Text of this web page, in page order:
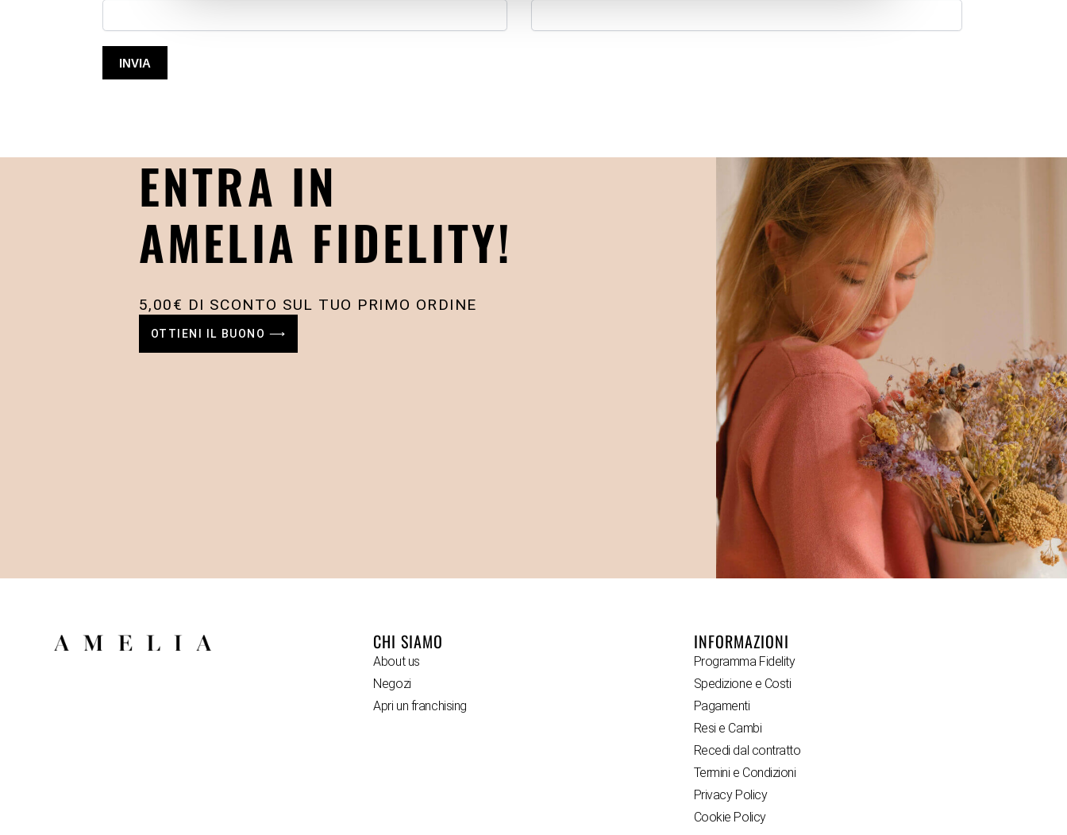
ENTRA IN
AMELIA FIDELITY!
5,00€ DI SCONTO SUL TUO PRIMO ORDINE
OTTIENI IL BUONO ⟶
CHI SIAMO
About us
Negozi
Apri un franchising
INFORMAZIONI
Programma Fidelity
Spedizione e Costi
Pagamenti
Resi e Cambi
Recedi dal contratto
Termini e Condizioni
Privacy Policy
Cookie Policy